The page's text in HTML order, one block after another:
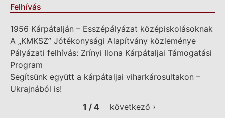
Felhívás
1956 Kárpátalján – Esszépályázat középiskolásoknak
A „KMKSZ” Jótékonysági Alapítvány közleménye
Pályázati felhívás: Zrínyi Ilona Kárpátaljai Támogatási
Program
Segítsünk együtt a kárpátaljai viharkárosultakon –
Ukrajnából is!
1 / 4
következő ›